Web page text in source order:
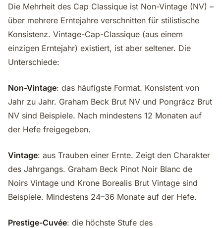
Die Mehrheit des Cap Classique ist Non-Vintage (NV) –
über mehrere Erntejahre verschnitten für stilistische
Konsistenz. Vintage-Cap-Classique (aus einem
einzigen Erntejahr) existiert, ist aber seltener. Die
Unterschiede:
Non-Vintage: das häufigste Format. Konsistent von
Jahr zu Jahr. Graham Beck Brut NV und Pongrácz Brut
NV sind Beispiele. Nach mindestens 12 Monaten auf
der Hefe freigegeben.
Vintage: aus Trauben einer Ernte. Zeigt den Charakter
des Jahrgangs. Graham Beck Pinot Noir Blanc de
Noirs Vintage und Krone Borealis Brut Vintage sind
Beispiele. Mindestens 24–36 Monate auf der Hefe.
Prestige-Cuvée: die höchste Stufe des